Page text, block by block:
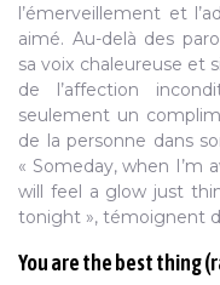
l’émerveillement et
aimé. Au-delà des
sa voix chaleureuse et
de l’affection
seulement un
de la personne dans
« Someday, when I’m
will feel a glow just
tonight », témoignent
You are the best thing